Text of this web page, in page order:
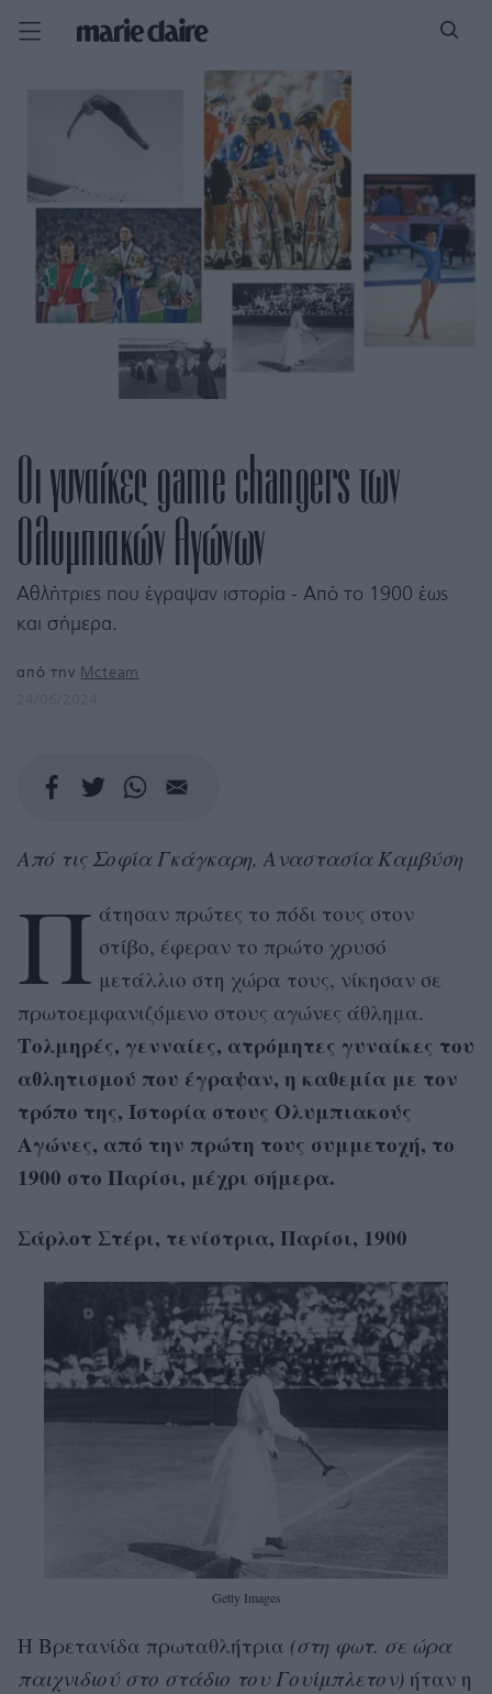
Οι γυναίκες game changers των
Ολυμπιακών Αγώνων
Αθλήτριες που έγραψαν ιστορία - Από το 1900 έως
και σήμερα.
από την Mcteam
Από τις Σοφία Γκάγκαρη, Αναστασία Καμβύση
Π άτησαν πρώτες το πόδι τους στον
στίβο, έφεραν το πρώτο χρυσό
μετάλλιο στη χώρα τους, νίκησαν σε
πρωτοεμφανιζόμενο στους αγώνες άθλημα.
Τολμηρές, γενναίες, ατρόμητες γυναίκες του
αθλητισμού που έγραψαν, η καθεμία με τον
τρόπο της, Ιστορία στους Ολυμπιακούς
Αγώνες, από την πρώτη τους συμμετοχή, το
1900 στο Παρίσι, μέχρι σήμερα.
Σάρλοτ Στέρι, τενίστρια, Παρίσι, 1900
Getty Images
Η Βρετανίδα πρωταθλήτρια (στη φωτ. σε ώρα
παιχνιδιού στο στάδιο του Γουίμπλετον) ήταν η